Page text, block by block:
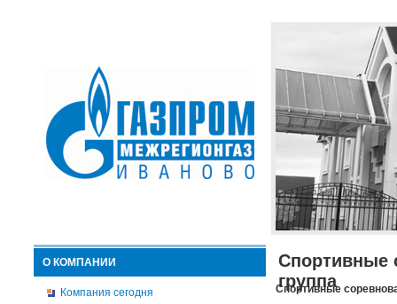
О КОМПАНИИ
Компания сегодня
Спортивные
группа
Спортивные